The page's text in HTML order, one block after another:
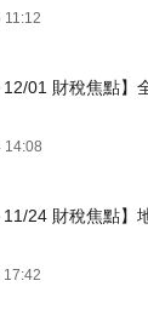
11:12
12/01 財稅焦點】
14:08
11/24 財稅焦點】
17:42